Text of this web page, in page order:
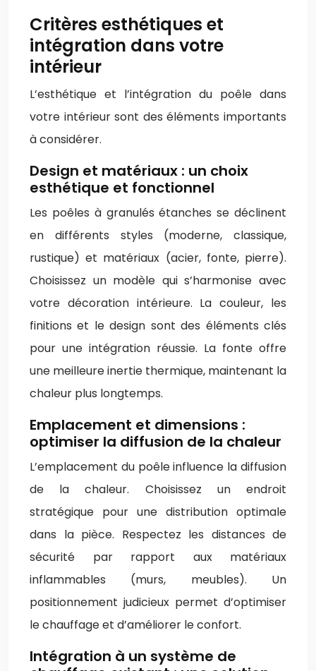
Critères esthétiques et
intégration dans votre
intérieur
L’esthétique et l’intégration du poêle dans
votre intérieur sont des éléments importants
à considérer.
Design et matériaux : un choix
esthétique et fonctionnel
Les poêles à granulés étanches se déclinent
en différents styles (moderne, classique,
rustique) et matériaux (acier, fonte, pierre).
Choisissez un modèle qui s’harmonise avec
votre décoration intérieure. La couleur, les
finitions et le design sont des éléments clés
pour une intégration réussie. La fonte offre
une meilleure inertie thermique, maintenant la
chaleur plus longtemps.
Emplacement et dimensions :
optimiser la diffusion de la chaleur
L’emplacement du poêle influence la diffusion
de la chaleur. Choisissez un endroit
stratégique pour une distribution optimale
dans la pièce. Respectez les distances de
sécurité par rapport aux matériaux
inflammables (murs, meubles). Un
positionnement judicieux permet d’optimiser
le chauffage et d’améliorer le confort.
Intégration à un système de